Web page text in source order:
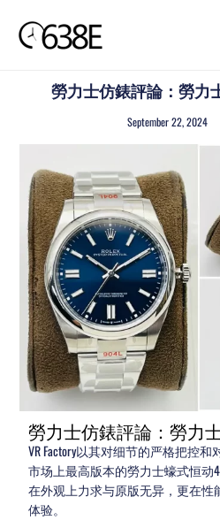
content
勞力士仿錶評論：勞力
September 22, 2024
勞力士仿錶評論：勞力
VR Factory以其对细节的严格把控
市场上最高版本的勞力士蠔式恒动
在外观上力求与原版无异，更在
体验。